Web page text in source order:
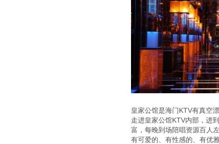
皇家公馆是海门KTV有真空
走进皇家公馆KTV内部，进
富，每晚到场陪唱资源百人
有可爱的、有性感的、有优